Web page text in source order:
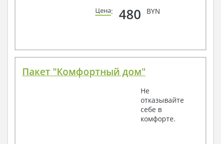
Цена: 480 BYN
Пакет "Комфортный дом"
Не
отказывайте
себе в
комфорте.